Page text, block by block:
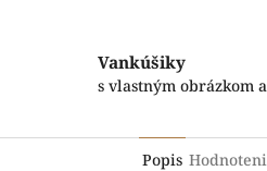
Vankúšiky
s vlastným obrázkom
Popis